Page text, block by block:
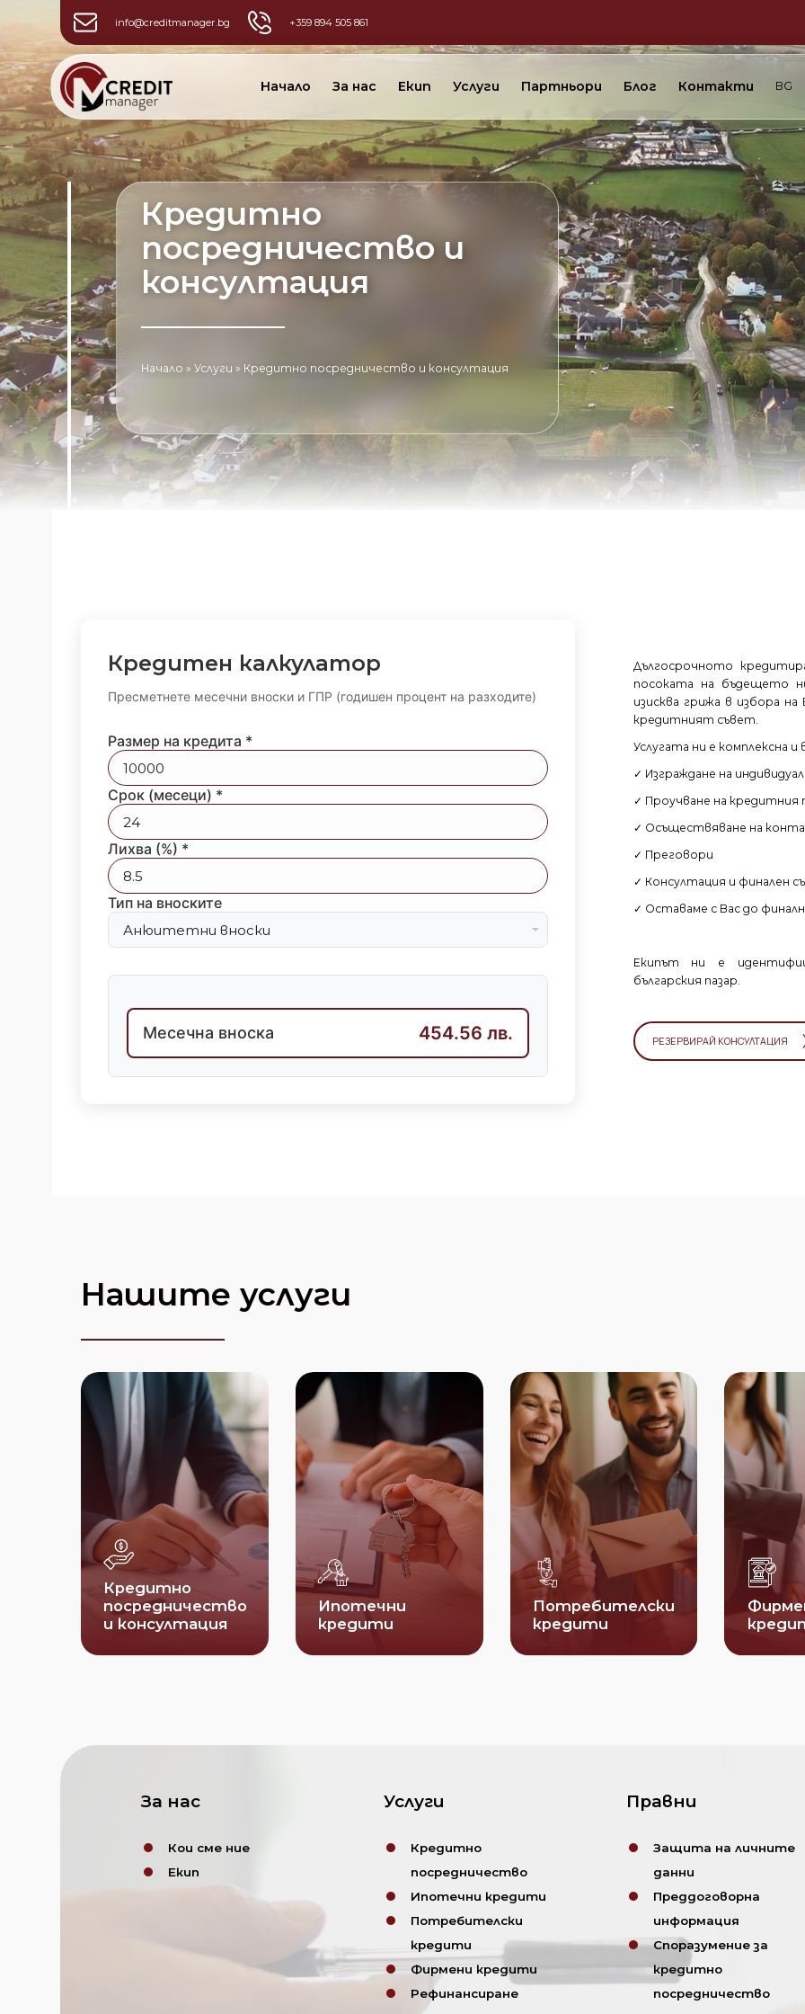
info@creditmanager.bg +359 894 505 861
Начало За нас Екип Услуги Партньори Блог Контакти BG
Кредитно
посредничество и
консултация
Начало » Услуги » Кредитно посредничество и консултация
Кредитен калкулатор
Пресметнете месечни вноски и ГПР (годишен процент на разходите)
Размер на кредита *
Срок (месеци) *
Лихва (%) *
Тип на вноските
Месечна вноска 454.56 лв.
Дългосрочното
посоката на бъдещето
изисква грижа в избора
кредитният съвет.
Услугата ни е комплексна
✓ Изграждане на
✓ Проучване на кредитния
✓ Осъществяване на
✓ Преговори
✓ Консултация и финален
✓ Оставаме с Вас до
Екипът ни е
българския пазар.
РЕЗЕРВИРАЙ КОНСУЛТАЦИЯ
Нашите услуги
Кредитно
посредничество
и консултация
Ипотечни
кредити
Потребителски
кредити
За нас
Кои сме ние
Екип
Услуги
Кредитно
посредничество
Ипотечни кредити
Потребителски
кредити
Фирмени кредити
Рефинансиране
Правни
Защита на личните
данни
Преддоговорна
информация
Споразумение за
кредитно
посредничество